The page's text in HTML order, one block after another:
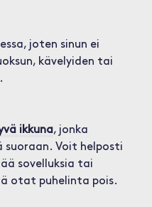
joten sinun ei
kävelyiden tai
ikkuna, jonka
Voit helposti
sovelluksia tai
otat puhelinta pois.